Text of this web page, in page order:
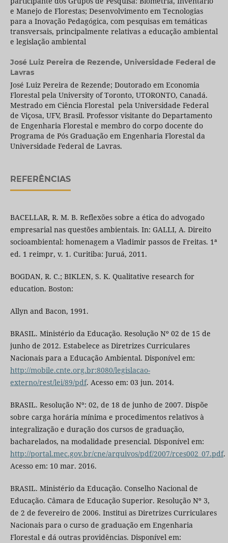
e Manejo de Florestas; Desenvolvimento em Tecnologias
para a Inovação Pedagógica, com pesquisas em temáticas
transversais, principalmente relativas a educação ambiental
e legislação ambiental
José Luiz Pereira de Rezende, Universidade Federal de
Lavras
José Luiz Pereira de Rezende; Doutorado em Economia
Florestal pela University of Toronto, UTORONTO, Canadá.
Mestrado em Ciência Florestal pela Universidade Federal
de Viçosa, UFV, Brasil. Professor visitante do Departamento
de Engenharia Florestal e membro do corpo docente do
Programa de Pós Graduação em Engenharia Florestal da
Universidade Federal de Lavras.
REFERÊNCIAS
BACELLAR, R. M. B. Reflexões sobre a ética do advogado
empresarial nas questões ambientais. In: GALLI, A. Direito
socioambiental: homenagem a Vladimir passos de Freitas. 1ª
ed. 1 reimpr, v. 1. Curitiba: Juruá, 2011.
BOGDAN, R. C.; BIKLEN, S. K. Qualitative research for
education. Boston:
Allyn and Bacon, 1991.
BRASIL. Ministério da Educação. Resolução Nº 02 de 15 de
junho de 2012. Estabelece as Diretrizes Curriculares
Nacionais para a Educação Ambiental. Disponível em:
http://mobile.cnte.org.br:8080/legislacao-
externo/rest/lei/89/pdf. Acesso em: 03 jun. 2014.
BRASIL. Resolução Nº: 02, de 18 de junho de 2007. Dispõe
sobre carga horária mínima e procedimentos relativos à
integralização e duração dos cursos de graduação,
bacharelados, na modalidade presencial. Disponível em:
http://portal.mec.gov.br/cne/arquivos/pdf/2007/rces002_07.pdf.
Acesso em: 10 mar. 2016.
BRASIL. Ministério da Educação. Conselho Nacional de
Educação. Câmara de Educação Superior. Resolução Nº 3,
de 2 de fevereiro de 2006. Institui as Diretrizes Curriculares
Nacionais para o curso de graduação em Engenharia
Florestal e dá outras providências. Disponível em: